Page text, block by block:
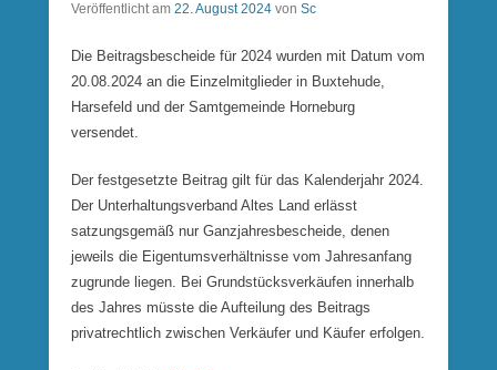
Veröffentlicht am 22. August 2024 von Sc
Die Beitragsbescheide für 2024 wurden mit Datum vom
20.08.2024 an die Einzelmitglieder in Buxtehude,
Harsefeld und der Samtgemeinde Horneburg
versendet.
Der festgesetzte Beitrag gilt für das Kalenderjahr 2024.
Der Unterhaltungsverband Altes Land erlässt
satzungsgemäß nur Ganzjahresbescheide, denen
jeweils die Eigentumsverhältnisse vom Jahresanfang
zugrunde liegen. Bei Grundstücksverkäufen innerhalb
des Jahres müsste die Aufteilung des Beitrags
privatrechtlich zwischen Verkäufer und Käufer erfolgen.